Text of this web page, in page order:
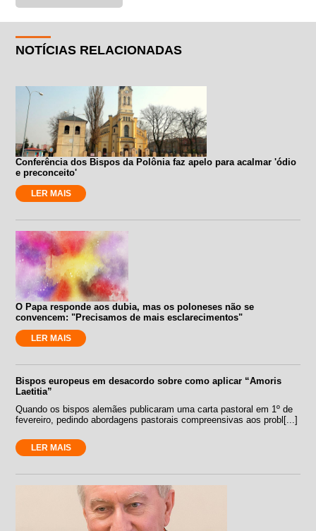
NOTÍCIAS RELACIONADAS
Conferência dos Bispos da Polônia faz apelo para acalmar 'ódio
e preconceito'
LER MAIS
O Papa responde aos dubia, mas os poloneses não se
convencem: "Precisamos de mais esclarecimentos"
LER MAIS
Bispos europeus em desacordo sobre como aplicar “Amoris
Laetitia”
Quando os bispos alemães publicaram uma carta pastoral em 1º de
fevereiro, pedindo abordagens pastorais compreensivas aos probl[...]
LER MAIS